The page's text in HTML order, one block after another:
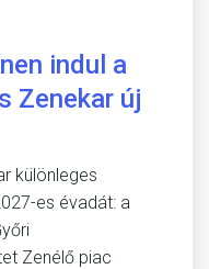
indul a
Zenekar új
különleges
es évadát: a
Zenélő piac